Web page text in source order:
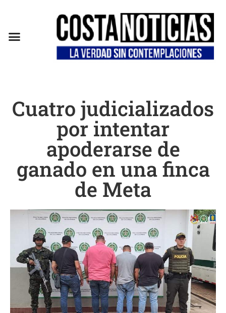
Cuatro judicializados
por intentar
apoderarse de
ganado en una finca
de Meta